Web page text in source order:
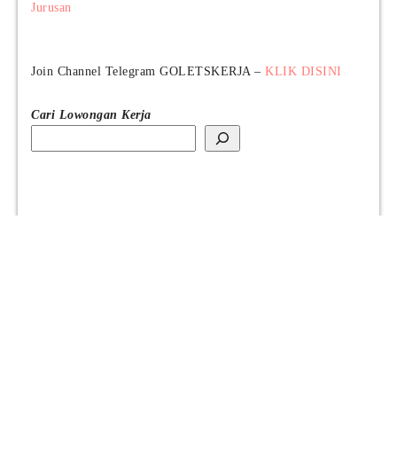
Jurusan
Join Channel Telegram GOLETSKERJA – KLIK DISINI
Cari Lowongan Kerja